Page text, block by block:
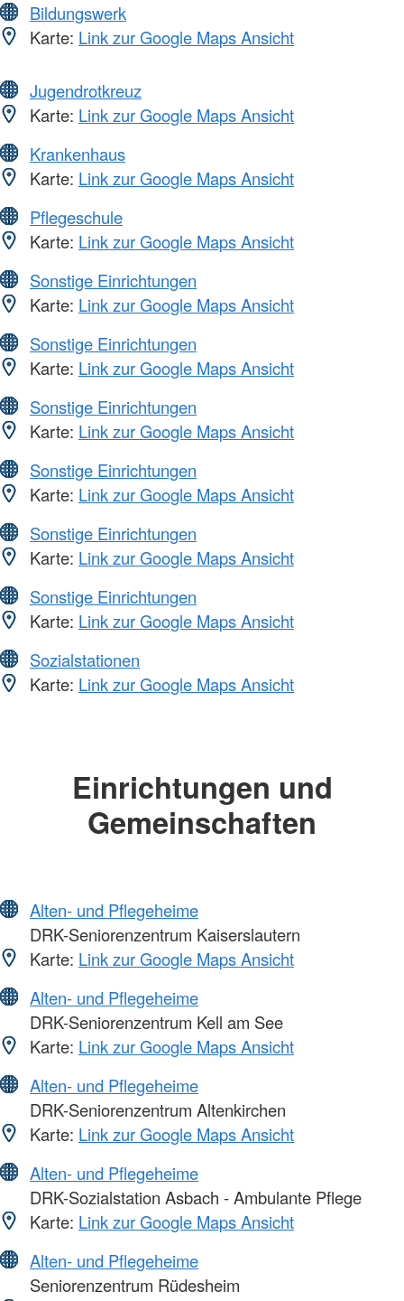
Bildungswerk
Karte: Link zur Google Maps Ansicht
Jugendrotkreuz
Karte: Link zur Google Maps Ansicht
Krankenhaus
Karte: Link zur Google Maps Ansicht
Pflegeschule
Karte: Link zur Google Maps Ansicht
Sonstige Einrichtungen
Karte: Link zur Google Maps Ansicht
Sonstige Einrichtungen
Karte: Link zur Google Maps Ansicht
Sonstige Einrichtungen
Karte: Link zur Google Maps Ansicht
Sonstige Einrichtungen
Karte: Link zur Google Maps Ansicht
Sonstige Einrichtungen
Karte: Link zur Google Maps Ansicht
Sonstige Einrichtungen
Karte: Link zur Google Maps Ansicht
Sozialstationen
Karte: Link zur Google Maps Ansicht
Einrichtungen und
Gemeinschaften
Alten- und Pflegeheime
DRK-Seniorenzentrum Kaiserslautern
Karte: Link zur Google Maps Ansicht
Alten- und Pflegeheime
DRK-Seniorenzentrum Kell am See
Karte: Link zur Google Maps Ansicht
Alten- und Pflegeheime
DRK-Seniorenzentrum Altenkirchen
Karte: Link zur Google Maps Ansicht
Alten- und Pflegeheime
DRK-Sozialstation Asbach - Ambulante Pflege
Karte: Link zur Google Maps Ansicht
Alten- und Pflegeheime
Seniorenzentrum Rüdesheim